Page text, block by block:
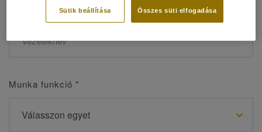
Vezetéknév*
Munka funkció *
Összes süti elfogadása
Sütik beállítása